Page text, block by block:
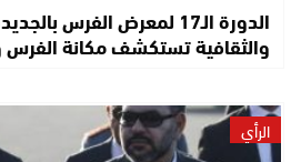
الدورة الـ17 لمعرض الفرس
والثقافية تستكشف مكانة
الرأي